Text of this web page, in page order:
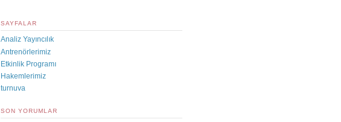
SAYFALAR
Analiz Yayıncılık
Antrenörlerimiz
Etkinlik Programı
Hakemlerimiz
turnuva
SON YORUMLAR